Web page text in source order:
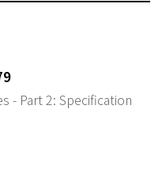
- Part 2: Specification